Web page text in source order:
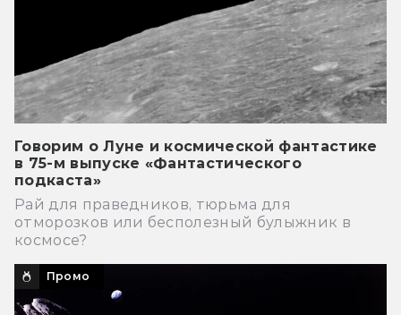
Говорим о Луне и космической фантастике
в 75-м выпуске «Фантастического
подкаста»
Рай для праведников, тюрьма для
отморозков или бесполезный булыжник в
космосе?
Промо